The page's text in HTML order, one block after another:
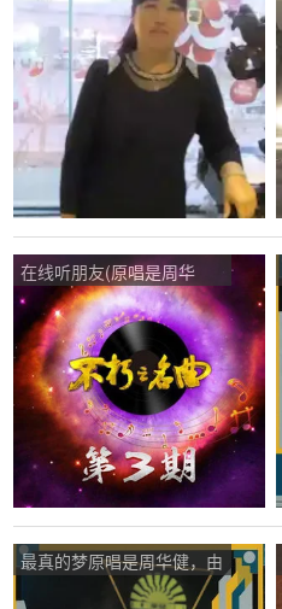
健)，雪演唱点播:23次
在线听朋友(原唱是周华
健)，必须成功演唱点播:40
次
最真的梦原唱是周华健，由
小样不要拽翻唱(播放:47)